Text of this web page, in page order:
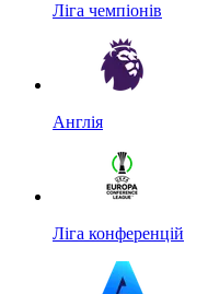
Ліга чемпіонів
Англія
Ліга конференцій